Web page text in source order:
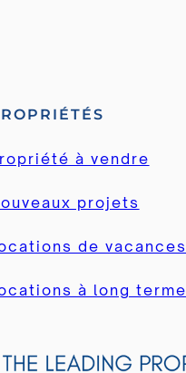
à vendre
projets
de vacances
à long terme